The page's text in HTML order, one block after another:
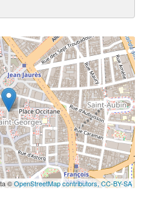
©OpenStreetMap contributors,CC-BY-SA